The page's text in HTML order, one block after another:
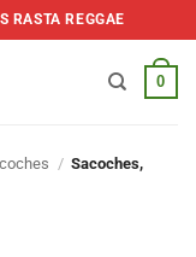
RASTA REGGAE
0
/ Sacoches,